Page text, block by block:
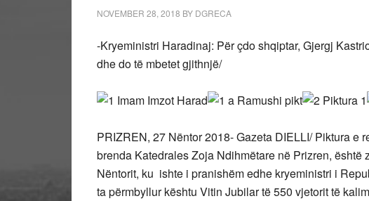
NOVEMBER 28, 2018 BY DGRECA
-Kryeministri Haradinaj: Për çdo shqiptar, Gjergj
dhe do të mbetet gjithnjë/
PRIZREN, 27 Nëntor 2018- Gazeta DIELLI/ Piktura e
brenda Katedrales Zoja Ndihmëtare në Prizren, është
Nëntorit, ku ishte i pranishëm edhe kryeministri i
ta përmbyllur kështu Vitin Jubilar të 550 vjetorit të